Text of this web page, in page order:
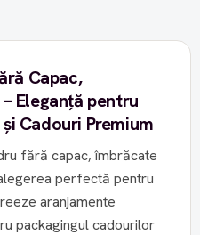
Capac,
Eleganță pentru
Cadouri Premium
fără capac, îmbrăcate
perfectă pentru
aranjamente
packagingul cadourilor